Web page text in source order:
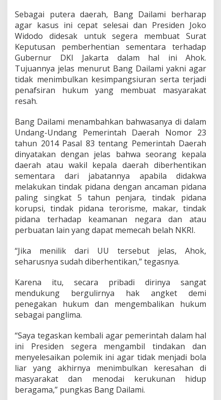
Sebagai putera daerah, Bang Dailami berharap
agar kasus ini cepat selesai dan Presiden Joko
Widodo didesak untuk segera membuat Surat
Keputusan pemberhentian sementara terhadap
Gubernur DKI Jakarta dalam hal ini Ahok.
Tujuannya jelas menurut Bang Dailami yakni agar
tidak menimbulkan kesimpangsiuran serta terjadi
penafsiran hukum yang membuat masyarakat
resah.
Bang Dailami menambahkan bahwasanya di dalam
Undang-Undang Pemerintah Daerah Nomor 23
tahun 2014 Pasal 83 tentang Pemerintah Daerah
dinyatakan dengan jelas bahwa seorang kepala
daerah atau wakil kepala daerah diberhentikan
sementara dari jabatannya apabila didakwa
melakukan tindak pidana dengan ancaman pidana
paling singkat 5 tahun penjara, tindak pidana
korupsi, tindak pidana terorisme, makar, tindak
pidana terhadap keamanan negara dan atau
perbuatan lain yang dapat memecah belah NKRI.
“Jika menilik dari UU tersebut jelas, Ahok,
seharusnya sudah diberhentikan,” tegasnya.
Karena itu, secara pribadi dirinya sangat
mendukung bergulirnya hak angket demi
penegakan hukum dan mengembalikan hukum
sebagai panglima.
“Saya tegaskan kembali agar pemerintah dalam hal
ini Presiden segera mengambil tindakan dan
menyelesaikan polemik ini agar tidak menjadi bola
liar yang akhirnya menimbulkan keresahan di
masyarakat dan menodai kerukunan hidup
beragama,” pungkas Bang Dailami.